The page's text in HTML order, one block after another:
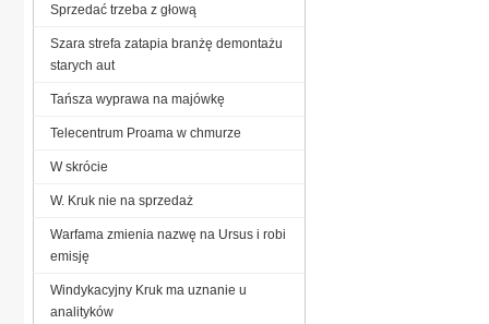
Sprzedać trzeba z głową
Szara strefa zatapia branżę demontażu
starych aut
Tańsza wyprawa na majówkę
Telecentrum Proama w chmurze
W skrócie
W. Kruk nie na sprzedaż
Warfama zmienia nazwę na Ursus i robi
emisję
Windykacyjny Kruk ma uznanie u
analityków